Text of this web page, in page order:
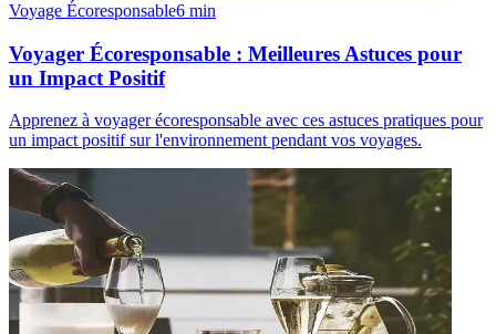
Voyage Écoresponsable6 min
Voyager Écoresponsable : Meilleures Astuces pour
un Impact Positif
Apprenez à voyager écoresponsable avec ces astuces pratiques pour
un impact positif sur l'environnement pendant vos voyages.